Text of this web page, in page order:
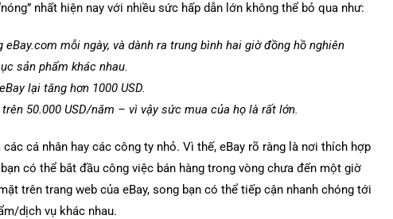
nhất hiện nay với nhiều sức hấp dẫn lớn không thể bỏ qua như:
mỗi ngày, và dành ra trung bình hai giờ đồng hồ nghiên
sản phẩm khác nhau.
lại tăng hơn 1000 USD.
50.000 USD/năm – vì vậy sức mua của họ là rất lớn.
cá nhân hay các công ty nhỏ. Vì thế, eBay rõ ràng là nơi thích hợp
có thể bắt đầu công việc bán hàng trong vòng chưa đến một giờ
trên trang web của eBay, song bạn có thể tiếp cận nhanh chóng tới
dịch vụ khác nhau.